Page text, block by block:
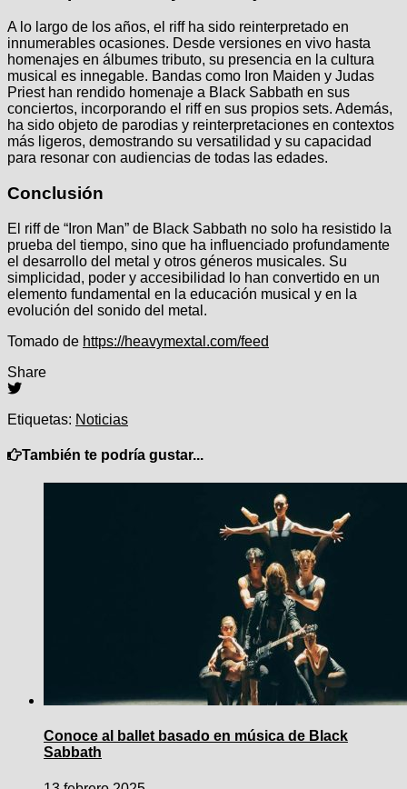
A lo largo de los años, el riff ha sido reinterpretado en
innumerables ocasiones. Desde versiones en vivo hasta
homenajes en álbumes tributo, su presencia en la cultura
musical es innegable. Bandas como Iron Maiden y Judas
Priest han rendido homenaje a Black Sabbath en sus
conciertos, incorporando el riff en sus propios sets. Además,
ha sido objeto de parodias y reinterpretaciones en contextos
más ligeros, demostrando su versatilidad y su capacidad
para resonar con audiencias de todas las edades.
Conclusión
El riff de “Iron Man” de Black Sabbath no solo ha resistido la
prueba del tiempo, sino que ha influenciado profundamente
el desarrollo del metal y otros géneros musicales. Su
simplicidad, poder y accesibilidad lo han convertido en un
elemento fundamental en la educación musical y en la
evolución del sonido del metal.
Navegación
de
entradas
Tomado de https://heavymextal.com/feed
Share
Etiquetas: Noticias
También te podría gustar...
Conoce al ballet basado en música de Black
Sabbath